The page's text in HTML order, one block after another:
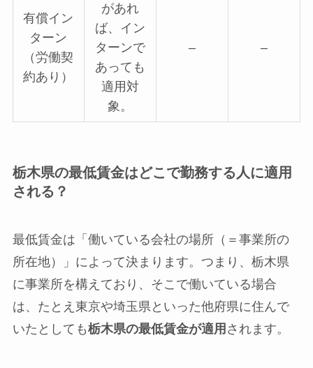
有償イン
ターン
（労働契
約あり）
があれ
ば、イン
ターンで
あっても
適用対
象。
– –
栃木県の最低賃金はどこで勤務する人に適用
される？
最低賃金は「働いている会社の場所（＝事業所の
所在地）」によって決まります。つまり、栃木県
に事業所を構えており、そこで働いている場合
は、たとえ東京や埼玉県といった他府県に住んで
いたとしても栃木県の最低賃金が適用 されます。